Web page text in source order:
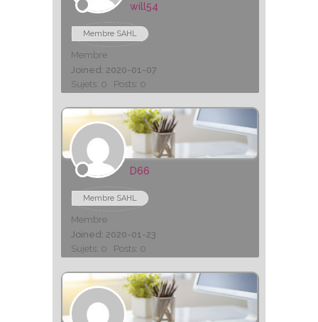
will54
Membre SAHL
Membre
Joined: 2020-01-07
Sujets: 0
Posts: 0
D66
Membre SAHL
Membre
Joined: 2020-01-23
Sujets: 0
Posts: 0